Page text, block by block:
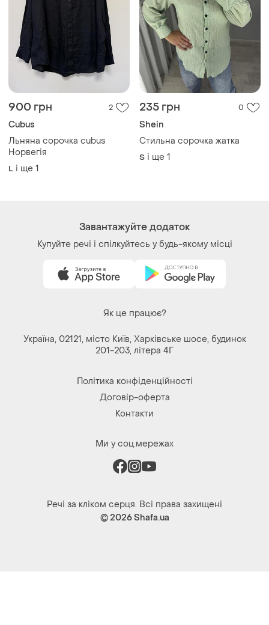
900 грн 2
Cubus
Льняна сорочка cubus
Норвегія
і ще 1
235 грн
Shein
Стильна сорочка жатка
S і ще 1
Завантажуйте додаток
Купуйте речі і спілкуйтесь у будь-якому місці
Як це працює?
Україна, 02121, місто Київ, Харківське шосе, будинок
201-203, літера 4Г
Політика конфіденційності
Контакти
© 2026Shafa.ua